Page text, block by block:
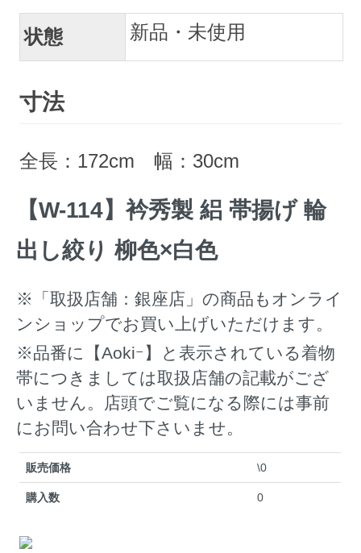
状態 新品・未使用
寸法
全長：172cm 幅：30cm
【W-114】衿秀製 絽 帯揚げ 輪
出し絞り 柳色×白色
※「取扱店舗：銀座店」の商品もオンライ
ンショップでお買い上げいただけます。
※品番に【Aokiｰ】と表示されている着物
帯につきましては取扱店舗の記載がござ
いません。店頭でご覧になる際には事前
にお問い合わせ下さいませ。
販売価格 \0
購入数 0